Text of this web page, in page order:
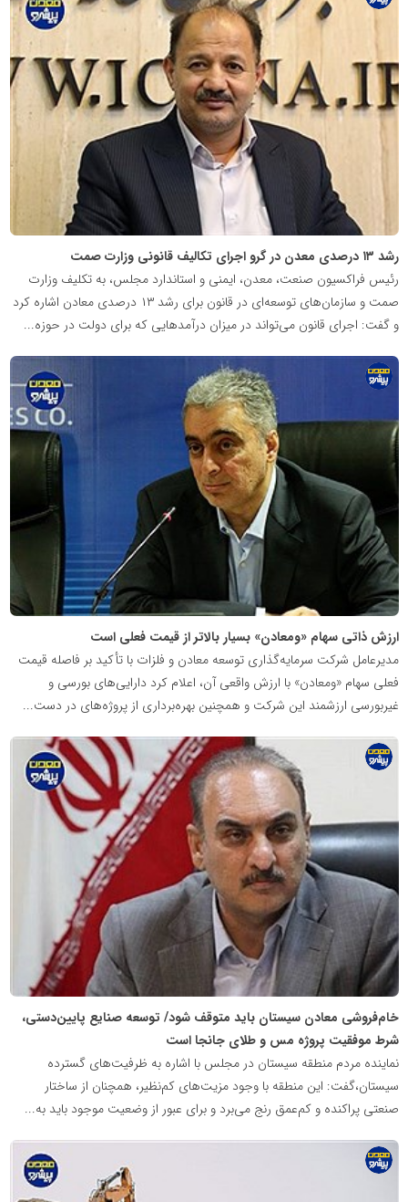
رشد ۱۳ درصدی معدن در گرو اجرای تکالیف قانونی وزارت صمت
رئیس فراکسیون صنعت، معدن، ایمنی و استاندارد مجلس، به تکلیف وزارت
صمت و سازمان‌های توسعه‌ای در قانون برای رشد ۱۳ درصدی معادن اشاره کرد
و گفت: اجرای قانون می‌تواند در میزان درآمدهایی که برای دولت در حوزه...
اطلاع
رسانی
معدن
پیشرو
ارزش ذاتی سهام «ومعادن» بسیار بالاتر از قیمت فعلی است
مدیرعامل شرکت سرمایه‌گذاری توسعه معادن و فلزات با تأکید بر فاصله قیمت
فعلی سهام «ومعادن» با ارزش واقعی آن، اعلام کرد دارایی‌های بورسی و
غیربورسی ارزشمند این شرکت و همچنین بهره‌برداری از پروژه‌های در دست...
اطلاع
رسانی
معدن
پیشرو
خام‌فروشی معادن سیستان باید متوقف شود/ توسعه صنایع پایین‌دستی،
شرط موفقیت پروژه مس و طلای جانجا است
نماینده مردم منطقه سیستان در مجلس با اشاره به ظرفیت‌های گسترده
سیستان،گفت: این منطقه با وجود مزیت‌های کم‌نظیر، همچنان از ساختار
صنعتی پراکنده و کم‌عمق رنج می‌برد و برای عبور از وضعیت موجود باید به...
رسانی
معدن
پیشرو